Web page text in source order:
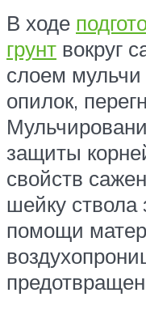
В ходе
грунт вокруг
слоем
опилок,
защиты
свойств
шейку
помощи